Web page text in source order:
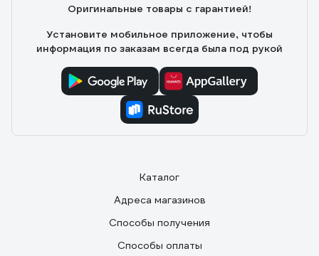
Отличное точило. Мощное, тяжеленькое, устойчиво .
Оригинальные товары с гарантией!
Установите мобильное приложение, чтобы
информация по заказам всегда была под рукой
Каталог
Адреса магазинов
Способы получения
Способы оплаты